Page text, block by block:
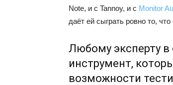
Note, и с Tannoy, и с Monitor
даёт ей сыграть ровно то,
Любому эксперту
инструмент,
возможности